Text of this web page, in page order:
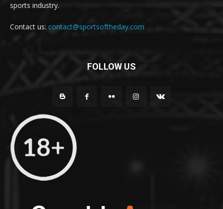
sports industry.
Contact us: contact@sportsoftheday.com
FOLLOW US